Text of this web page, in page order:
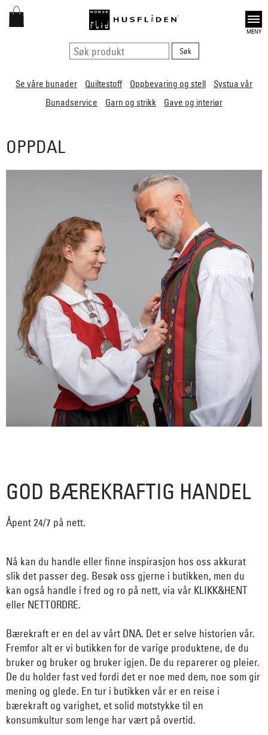
Open
Se våre bunader Quiltestoff Oppbevaring og stell
Systua vår
Bunadservice
Garn og strikk Gave og interiør
OPPDAL
GOD BÆREKRAFTIG HANDEL
Åpent 24/7 på nett.
Nå kan du handle eller finne inspirasjon hos oss akkurat
slik det passer deg. Besøk oss gjerne i butikken, men du
kan også handle i fred og ro på nett, via vår KLIKK&HENT
eller NETTORDRE.
Bærekraft er en del av vårt DNA. Det er selve historien vår.
Fremfor alt er vi butikken for de varige produktene, de du
bruker og bruker og bruker igjen. De du reparerer og pleier.
De du holder fast ved fordi det er noe med dem, noe som gir
mening og glede. En tur i butikken vår er en reise i
bærekraft og varighet, et solid motstykke til en
konsumkultur som lenge har vært på overtid.